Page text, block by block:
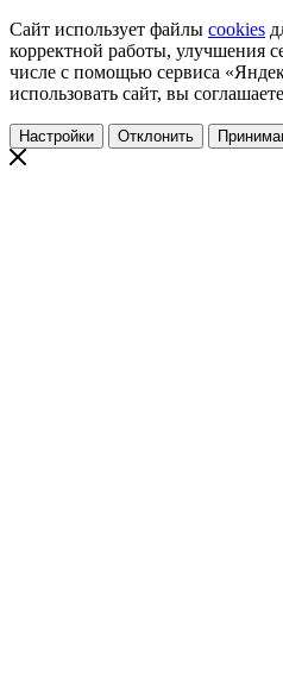
Сайт использует файлы cookies
корректной работы, улучшения
числе с помощью сервиса
использовать сайт, вы
Настройки Отклонить